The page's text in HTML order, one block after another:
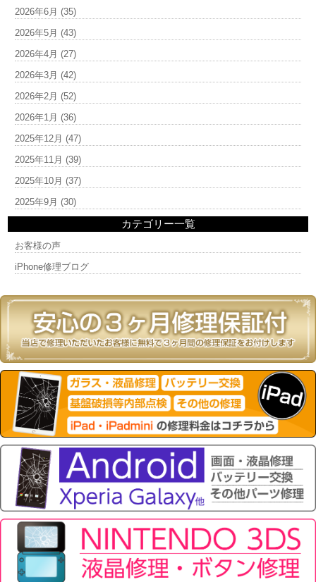
2026年6月 (35)
2026年5月 (43)
2026年4月 (27)
2026年3月 (42)
2026年2月 (52)
2026年1月 (36)
2025年12月 (47)
2025年11月 (39)
2025年10月 (37)
2025年9月 (30)
カテゴリー一覧
お客様の声
iPhone修理ブログ